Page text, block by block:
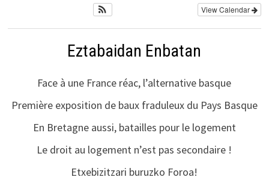
View Calendar
Eztabaidan Enbatan
Face à une France réac, l’alternative basque
Première exposition de baux fraduleux du Pays Basque
En Bretagne aussi, batailles pour le logement
Le droit au logement n’est pas secondaire !
Etxebizitzari buruzko Foroa!